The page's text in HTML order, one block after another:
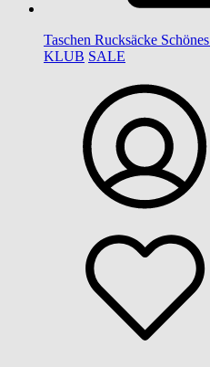
Taschen Rucksäcke Schönes
KLUB SALE